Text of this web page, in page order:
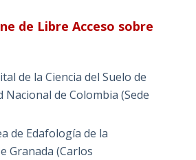
de Libre Acceso sobre
de la Ciencia del Suelo de
Nacional de Colombia (Sede
de Edafología de la
Granada (Carlos